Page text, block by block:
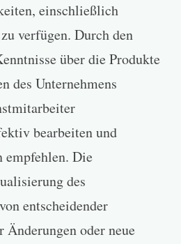
einschließlich
verfügen. Durch den
über die Produkte
des Unternehmens
bearbeiten und
empfehlen. Die
des
entscheidender
Änderungen oder neue